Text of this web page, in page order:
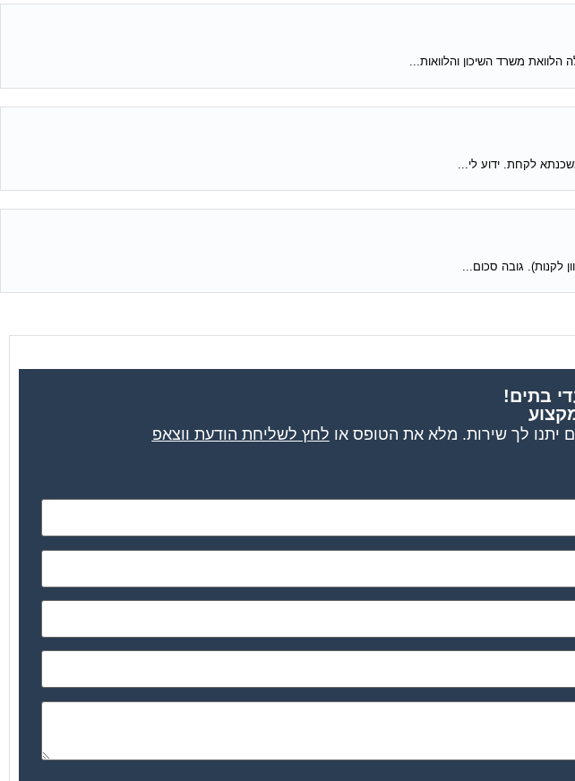
משרד השיכון והלוואות...
לקחת. ידוע לי...
לקנות). גובה סכום...
בתים!
יתנו לך שירות. מלא את הטופס או לחץ לשליחת הודעת ווצאפ